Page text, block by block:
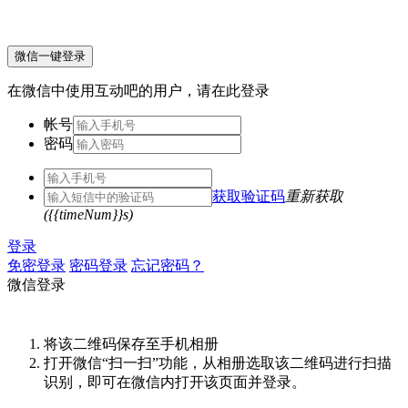
微信一键登录
在微信中使用互动吧的用户，请在此登录
帐号
密码
获取验证码重新获取
({{timeNum}}s)
登录
免密登录 密码登录 忘记密码？
微信登录
将该二维码保存至手机相册
打开微信“扫一扫”功能，从相册选取该二维码进行扫描
识别，即可在微信内打开该页面并登录。